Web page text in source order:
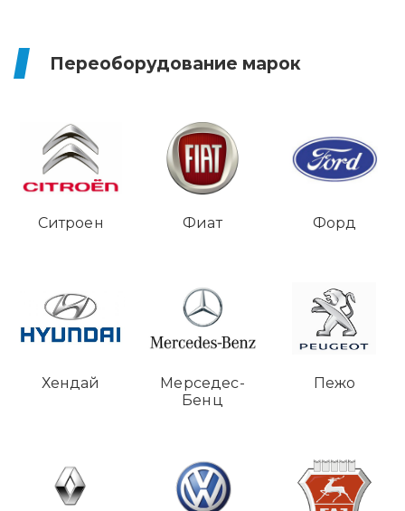
Переоборудование марок
Ситроен Фиат Форд
Хендай
Мерседес-
Бенц
Пежо